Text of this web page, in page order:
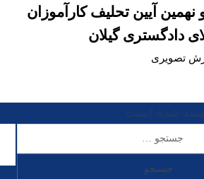
آیین تحلیف کارآموزان
دادگستری گیلان
تصویری